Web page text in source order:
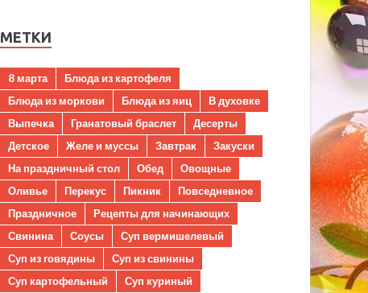
МЕТКИ
8 марта
Блюда из картофеля
Блюда из моркови
Блюда из яиц
В духовке
Выпечка
Гранатовый браслет
Десерты
Детское
Желе и муссы Завтрак
Закуски
На праздничный стол
Обед
Овощные
Оливье
Перекус Пикник
Повседневное
Праздничное
Рецепты для начинающих
Свинина
Соусы
Суп вермишелевый
Суп из говядины
Суп из свинины
Суп картофельный
Суп куриный